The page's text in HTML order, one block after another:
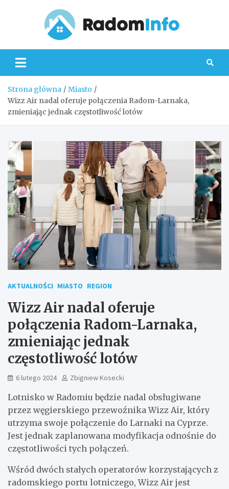
Strona główna
Miasto
Wizz Air nadal oferuje połączenia Radom-Larnaka,
zmieniając jednak częstotliwość lotów
AKTUALNOŚCI MIASTO REGION
Wizz Air nadal oferuje
połączenia Radom-Larnaka,
zmieniając jednak
częstotliwość lotów
6 lutego 2024 Zbigniew Kosecki
Lotnisko w Radomiu będzie nadal obsługiwane
przez węgierskiego przewoźnika Wizz Air, który
utrzyma swoje połączenie do Larnaki na Cyprze.
Jest jednak zaplanowana modyfikacja odnośnie do
częstotliwości tych połączeń.
Wśród dwóch stałych operatorów korzystających z
radomskiego portu lotniczego, Wizz Air jest